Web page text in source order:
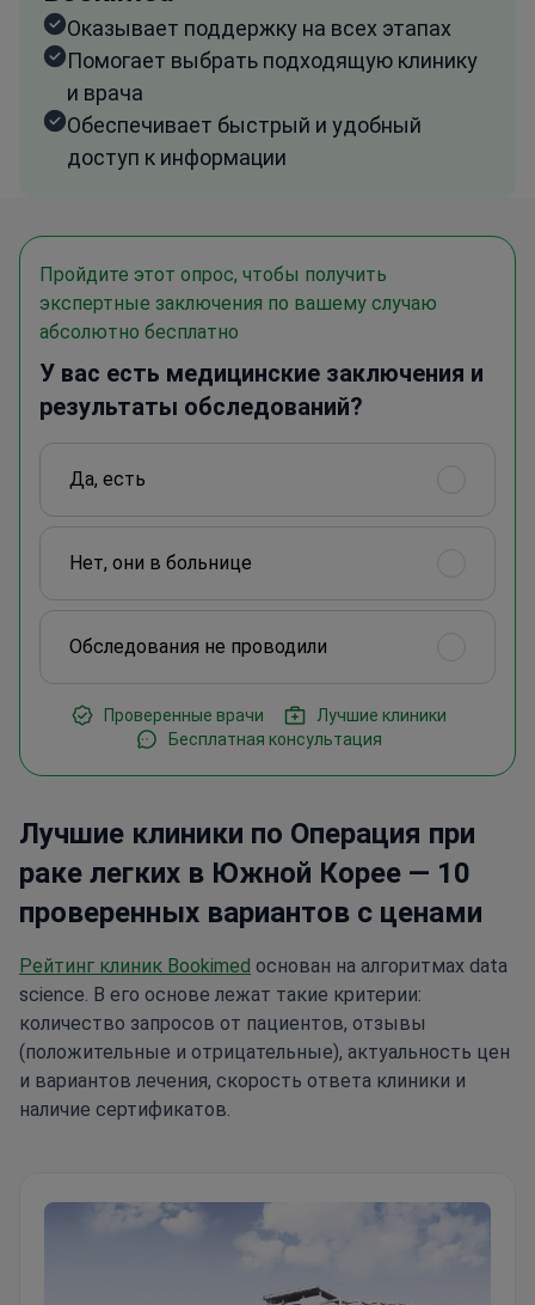
Оказывает поддержку на всех этапах
Помогает выбрать подходящую клинику
и врача
Обеспечивает быстрый и удобный
доступ к информации
Пройдите этот опрос, чтобы получить
экспертные заключения по вашему случаю
абсолютно бесплатно
У вас есть медицинские заключения и
результаты обследований?
Да, есть
Нет, они в больнице
Обследования не проводили
Проверенные врачи
Лучшие клиники
Бесплатная консультация
Лучшие клиники по Операция при
раке легких в Южной Корее — 10
проверенных вариантов с ценами
Рейтинг клиник Bookimed основан на алгоритмах data
science. В его основе лежат такие критерии:
количество запросов от пациентов, отзывы
(положительные и отрицательные), актуальность цен
и вариантов лечения, скорость ответа клиники и
наличие сертификатов.